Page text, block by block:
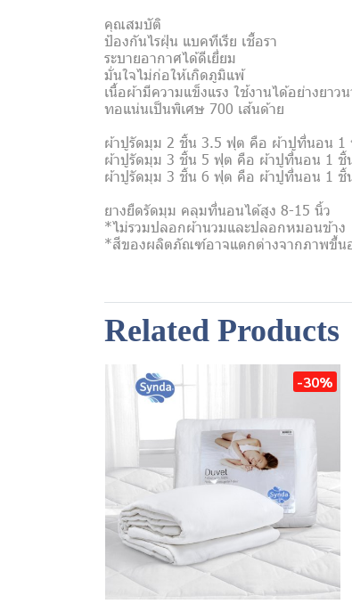
คุณสมบัติ
ป้องกันไรฝุ่น แบคทีเรีย เชื้อรา
ระบายอากาศได้ดีเยี่ยม
มั่นใจไม่ก่อให้เกิดภูมิแพ้
เนื้อผ้ามีความแข็งแรง ใช้งานได้อย่างยาว
ทอแน่นเป็นพิเศษ 700 เส้นด้าย
ผ้าปูรัดมุม 2 ชิ้น 3.5 ฟุต คือ ผ้าปูที่นอน
ผ้าปูรัดมุม 3 ชิ้น 5 ฟุต คือ ผ้าปูที่นอน 1
ผ้าปูรัดมุม 3 ชิ้น 6 ฟุต คือ ผ้าปูที่นอน 1
ยางยืดรัดมุม คลุมที่นอนได้สูง 8-15 นิ้ว
*ไม่รวมปลอกผ้านวมและปลอกหมอนข้าง
*สีของผลิตภัณฑ์อาจแตกต่างจากภาพขึ้นอ
Related Products
-30%